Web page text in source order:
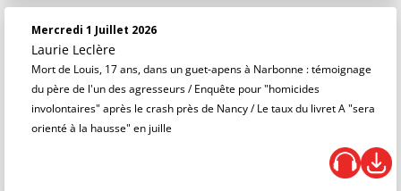
Mercredi 1 Juillet 2026
Laurie Leclère
Mort de Louis, 17 ans, dans un guet-apens à Narbonne : témoignage
du père de l'un des agresseurs / Enquête pour "homicides
involontaires" après le crash près de Nancy / Le taux du livret A "sera
orienté à la hausse" en juille